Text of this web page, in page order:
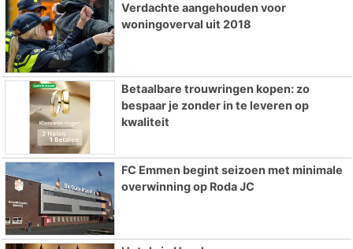
Verdachte aangehouden voor
woningoverval uit 2018
Betaalbare trouwringen kopen: zo
bespaar je zonder in te leveren op
kwaliteit
FC Emmen begint seizoen met minimale
overwinning op Roda JC